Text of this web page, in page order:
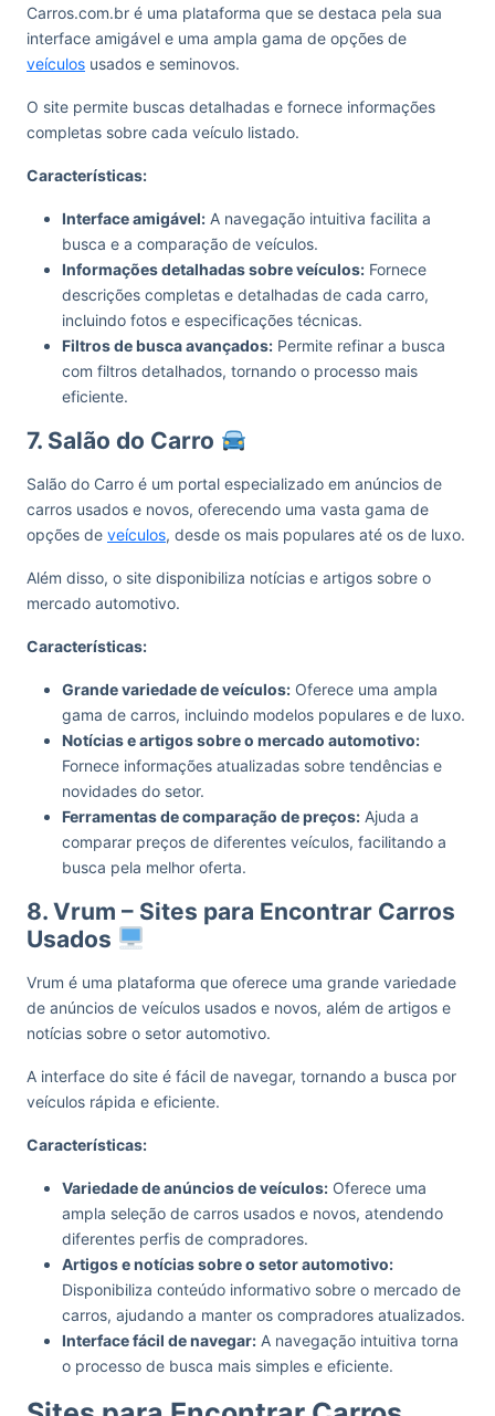
Carros.com.br é uma plataforma que se destaca pela sua
interface amigável e uma ampla gama de opções de
veículos usados e seminovos.
O site permite buscas detalhadas e fornece informações
completas sobre cada veículo listado.
Características:
Interface amigável: A navegação intuitiva facilita a
busca e a comparação de veículos.
Informações detalhadas sobre veículos: Fornece
descrições completas e detalhadas de cada carro,
incluindo fotos e especificações técnicas.
Filtros de busca avançados: Permite refinar a busca
com filtros detalhados, tornando o processo mais
eficiente.
7. Salão do Carro
Salão do Carro é um portal especializado em anúncios de
carros usados e novos, oferecendo uma vasta gama de
opções de veículos, desde os mais populares até os de luxo.
Além disso, o site disponibiliza notícias e artigos sobre o
mercado automotivo.
Características:
Grande variedade de veículos: Oferece uma ampla
gama de carros, incluindo modelos populares e de luxo.
Notícias e artigos sobre o mercado automotivo:
Fornece informações atualizadas sobre tendências e
novidades do setor.
Ferramentas de comparação de preços: Ajuda a
comparar preços de diferentes veículos, facilitando a
busca pela melhor oferta.
8. Vrum – Sites para Encontrar Carros
Usados
Vrum é uma plataforma que oferece uma grande variedade
de anúncios de veículos usados e novos, além de artigos e
notícias sobre o setor automotivo.
A interface do site é fácil de navegar, tornando a busca por
veículos rápida e eficiente.
Características:
Variedade de anúncios de veículos: Oferece uma
ampla seleção de carros usados e novos, atendendo
diferentes perfis de compradores.
Artigos e notícias sobre o setor automotivo:
Disponibiliza conteúdo informativo sobre o mercado de
carros, ajudando a manter os compradores atualizados.
Interface fácil de navegar: A navegação intuitiva torna
o processo de busca mais simples e eficiente.